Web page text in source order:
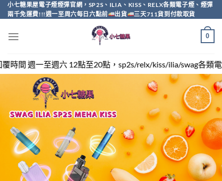
Skip
to
小七糖果屋電子煙煙彈官網，SP2S、ILIA、KISS、RELX各類電子煙、煙彈
兩千免運費!!!週一至周六每日六點前
出貨 三天711貨到付款取貨
0
20點，sp2s/relx/kiss/ilia/swag各類電子煙煙彈買越多越便宜